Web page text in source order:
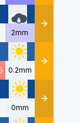
2mm Détails
0.2mm Détails
0mm Détails